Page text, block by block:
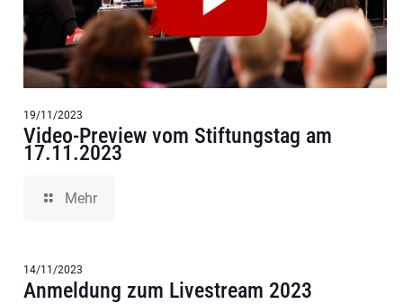
19/11/2023
Video-Preview vom Stiftungstag am
17.11.2023
Mehr
14/11/2023
Anmeldung zum Livestream 2023